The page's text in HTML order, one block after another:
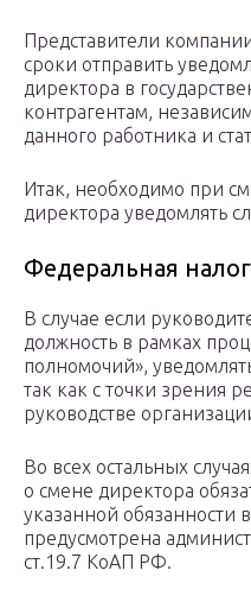
Представители
сроки отправить
директора в
контрагентам,
данного работника и
Итак, необходимо при
директора уведомлять
Федеральная
В случае если
должность в рамках
полномочий»,
так как с точки зрения
руководстве
Во всех остальных
о смене директора
указанной обязанности
предусмотрена
ст.19.7 КоАП РФ.